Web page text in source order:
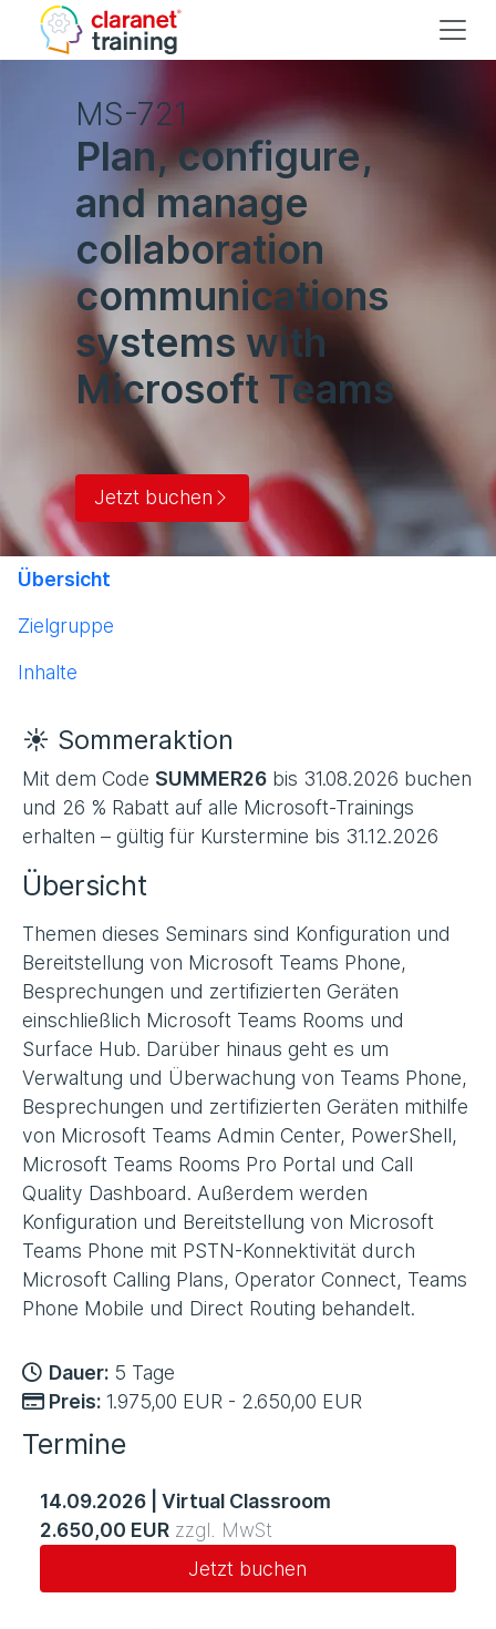
MS-721
Plan, configure,
and manage
collaboration
communications
systems with
Microsoft Teams
Jetzt buchen
Übersicht
Zielgruppe
Inhalte
☀️ Sommeraktion
Mit dem Code SUMMER26 bis 31.08.2026 buchen
und 26 % Rabatt auf alle Microsoft-Trainings
erhalten – gültig für Kurstermine bis 31.12.2026
Übersicht
Themen dieses Seminars sind Konfiguration und
Bereitstellung von Microsoft Teams Phone,
Besprechungen und zertifizierten Geräten
einschließlich Microsoft Teams Rooms und
Surface Hub. Darüber hinaus geht es um
Verwaltung und Überwachung von Teams Phone,
Besprechungen und zertifizierten Geräten mithilfe
von Microsoft Teams Admin Center, PowerShell,
Microsoft Teams Rooms Pro Portal und Call
Quality Dashboard. Außerdem werden
Konfiguration und Bereitstellung von Microsoft
Teams Phone mit PSTN-Konnektivität durch
Microsoft Calling Plans, Operator Connect, Teams
Phone Mobile und Direct Routing behandelt.
Dauer: 5 Tage
Preis: 1.975,00 EUR - 2.650,00 EUR
Termine
14.09.2026
Virtual Classroom
2.650,00 EUR zzgl. MwSt
Jetzt buchen